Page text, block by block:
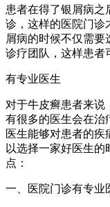
患者在得了银屑病之
诊，这样的医院门诊
屑病的时候不仅需要
诊疗团队，这样患者
有专业医生
对于牛皮癣患者来说
有很多的医生会在治
医生能够对患者的
以选择一家好医生
点：
一、医院门诊有专业